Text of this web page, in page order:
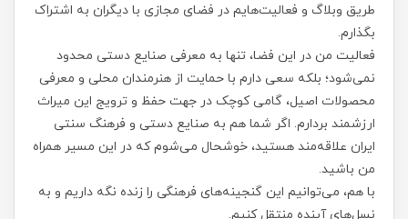
طریق وبلاگ و فعالیت‌هایم در فضای مجازی با دیگران به اشتراک
بگذارم.
فعالیت من در این فضا، تنها به معرفی صنایع دستی محدود
نمی‌شود؛ بلکه سعی دارم با حمایت از هنرمندان محلی و معرفی
محصولات اصیل، گامی کوچک در جهت حفظ و ترویج این میراث
ارزشمند بردارم. اگر شما هم به صنایع دستی و فرهنگ سنتی
ایران علاقه‌مند هستید، خوشحال می‌شوم که در این مسیر همراه
من باشید.
با هم، می‌توانیم این گنجینه‌های فرهنگی را زنده نگه داریم و به
نسل‌های آینده منتقل کنیم.